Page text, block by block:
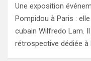
Une exposition
Pompidou à Paris :
cubain Wilfredo Lam.
rétrospective dédiée à